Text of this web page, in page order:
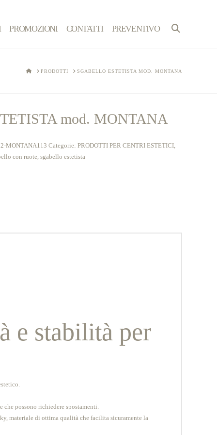
PROMOZIONI CONTATTI PREVENTIVO
HOMEPRODOTTI SGABELLO ESTETISTA MOD. MONTANA
mod. MONTANA
MONTANA113 Categorie: PRODOTTI PER CENTRI ESTETICI
con ruote sgabello estetista
e stabilità per
possono richiedere spostamenti.
materiale di ottima qualità che facilita sicuramente la